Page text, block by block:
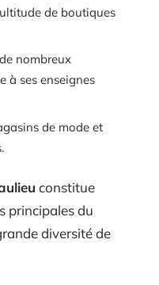
de boutiques
nombreux
à ses enseignes
de mode et
constitue
principales du
diversité de